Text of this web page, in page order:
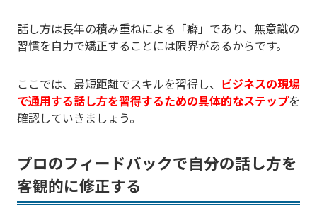
話し方は長年の積み重ねによる「癖」であり、無意識の
習慣を自力で矯正することには限界があるからです。
ここでは、最短距離でスキルを習得し、 ビジネスの現場
で通用する話し方を習得するための具体的なステップを
確認していきましょう。
プロのフィードバックで自分の話し方を
客観的に修正する